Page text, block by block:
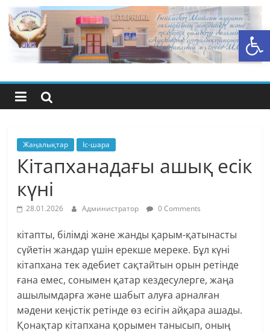
Open toolbar
Skip
to
content
Бейімбет
Майлин
ауданының
орталық
кітапхана
жүйесі
Жаңалықтар Іс-шара
Кітапханадағы ашық есік
күні
28.01.2026 Администратор 0 Comments
кітапты, білімді және жанды қарым-қатынасты
сүйетін жандар үшін ерекше мереке. Бұл күні
кітапхана тек әдебиет сақтайтын орын ретінде
ғана емес, сонымен қатар кездесулерге, жаңа
ашылымдарға және шабыт алуға арналған
мәдени кеңістік ретінде өз есігін айқара ашады.
Қонақтар кітапхана қорымен танысып, оның